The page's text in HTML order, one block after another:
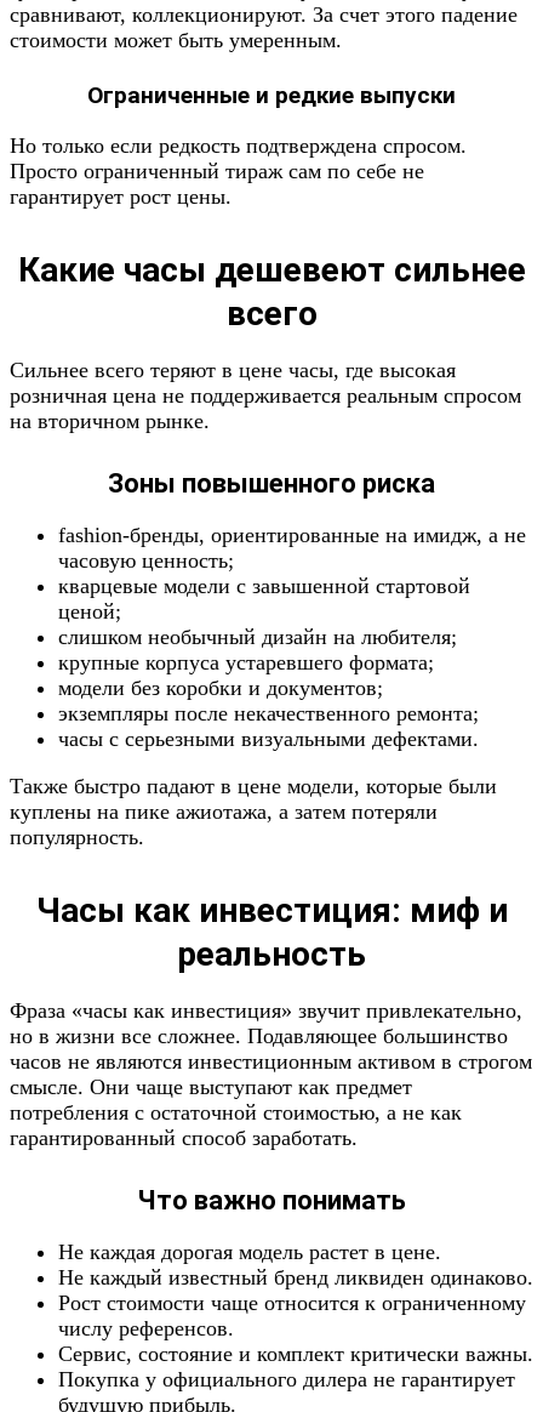
сравнивают, коллекционируют. За счет этого падение
стоимости может быть умеренным.
Ограниченные и редкие выпуски
Но только если редкость подтверждена спросом.
Просто ограниченный тираж сам по себе не
гарантирует рост цены.
Какие часы дешевеют сильнее
всего
Сильнее всего теряют в цене часы, где высокая
розничная цена не поддерживается реальным спросом
на вторичном рынке.
Зоны повышенного риска
fashion-бренды, ориентированные на имидж, а не
часовую ценность;
кварцевые модели с завышенной стартовой
ценой;
слишком необычный дизайн на любителя;
крупные корпуса устаревшего формата;
модели без коробки и документов;
экземпляры после некачественного ремонта;
часы с серьезными визуальными дефектами.
Также быстро падают в цене модели, которые были
куплены на пике ажиотажа, а затем потеряли
популярность.
Часы как инвестиция: миф и
реальность
Фраза «часы как инвестиция» звучит привлекательно,
но в жизни все сложнее. Подавляющее большинство
часов не являются инвестиционным активом в строгом
смысле. Они чаще выступают как предмет
потребления с остаточной стоимостью, а не как
гарантированный способ заработать.
Что важно понимать
Не каждая дорогая модель растет в цене.
Не каждый известный бренд ликвиден одинаково.
Рост стоимости чаще относится к ограниченному
числу референсов.
Сервис, состояние и комплект критически важны.
Покупка у официального дилера не гарантирует
будущую прибыль.